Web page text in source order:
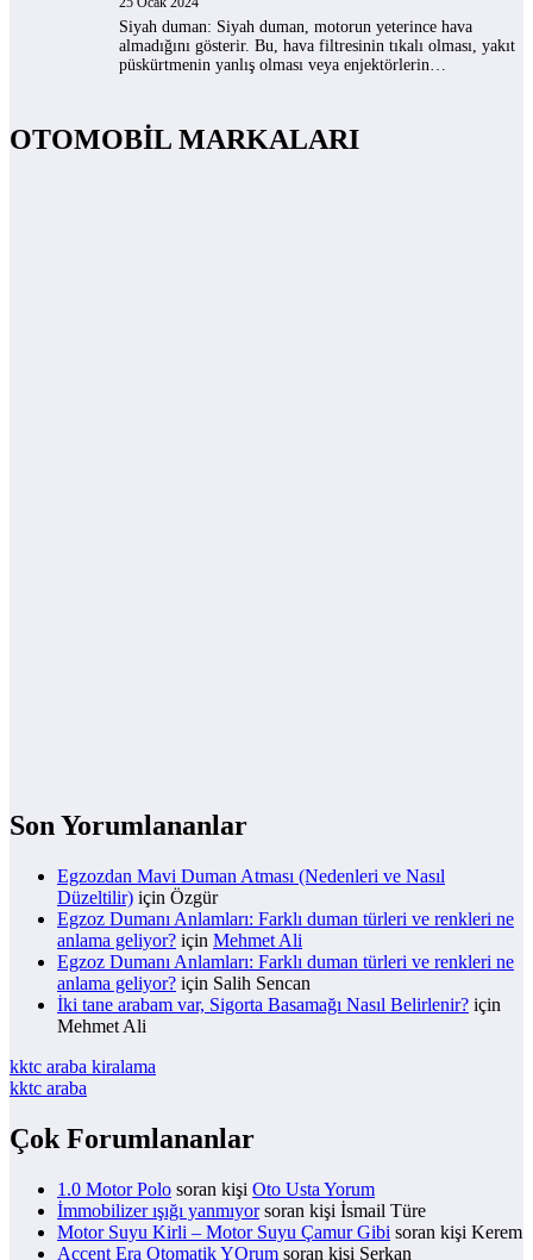
Siyah duman: Siyah duman, motorun yeterince hava
almadığını gösterir. Bu, hava filtresinin tıkalı olması, yakıt
püskürtmenin yanlış olması veya enjektörlerin…
OTOMOBİL MARKALARI
Son Yorumlananlar
Egzozdan Mavi Duman Atması (Nedenleri ve Nasıl
Düzeltilir) için Özgür
Egzoz Dumanı Anlamları: Farklı duman türleri ve renkleri ne
anlama geliyor? için Mehmet Ali
Egzoz Dumanı Anlamları: Farklı duman türleri ve renkleri ne
anlama geliyor? için Salih Sencan
İki tane arabam var, Sigorta Basamağı Nasıl Belirlenir? için
Mehmet Ali
kktc araba kiralama
kktc araba
Çok Forumlananlar
1.0 Motor Polo soran kişi Oto Usta Yorum
İmmobilizer ışığı yanmıyorsoran kişi İsmail Türe
Motor Suyu Kirli – Motor Suyu Çamur Gibi soran kişi Kerem
Accent Era Otomatik YOrum soran kişi Serkan